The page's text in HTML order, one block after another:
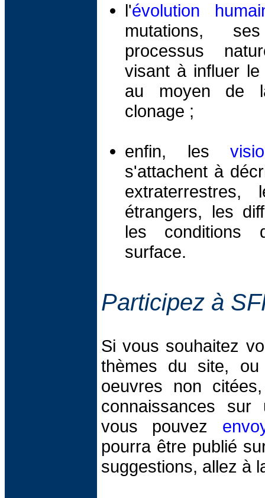
l'évolution
mutations,
processus
visant à influer
au moyen de
clonage ;
enfin, les
s'attachent à
extraterrestres,
étrangers, les
les conditions
surface.
Participez à
Si vous souhaitez
thèmes du site,
oeuvres non
connaissances sur
vous pouvez
pourra être publié
suggestions, allez à